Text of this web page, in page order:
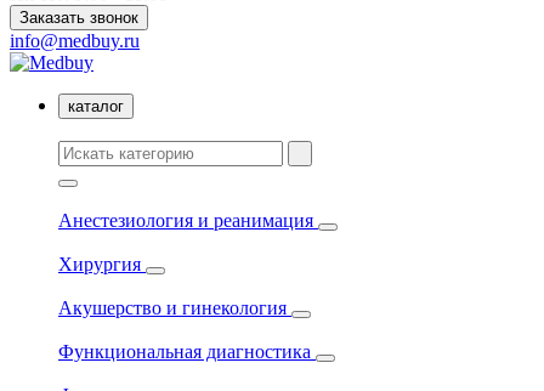
Заказать звонок
info@medbuy.ru
каталог
Анестезиология и реанимация
Хирургия
Акушерство и гинекология
Функциональная диагностика